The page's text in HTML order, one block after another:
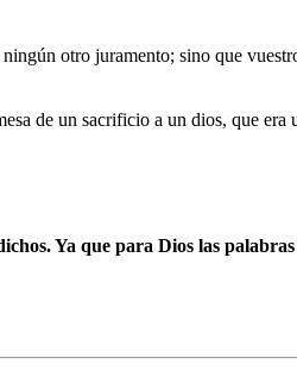
otro juramento; sino que
de un sacrificio a un dios, que era
Ya que para Dios las palabras